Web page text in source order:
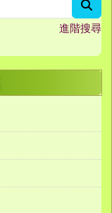
進階搜尋